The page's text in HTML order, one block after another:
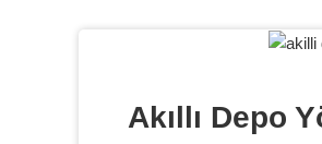
Akıllı Depo